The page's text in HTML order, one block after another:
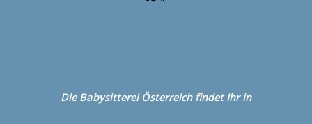
Die Babysitterei Österreichfindet Ihr in